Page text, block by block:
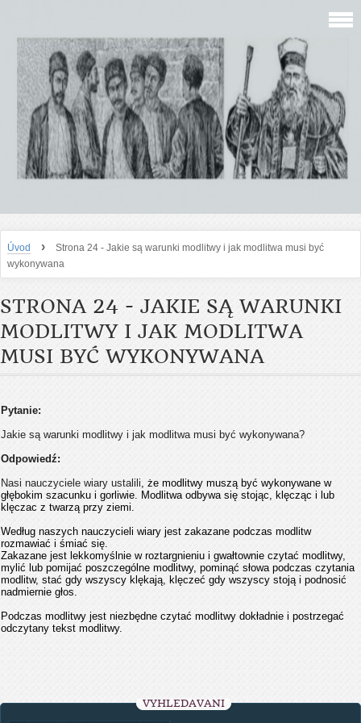
Úvod ›
Strona 24 - Jakie są warunki modlitwy i jak modlitwa musi być
wykonywana
STRONA 24 - JAKIE SĄ WARUNKI
MODLITWY I JAK MODLITWA
MUSI BYĆ WYKONYWANA
Pytanie:
Jakie są warunki modlitwy i jak modlitwa musi być wykonywana?
Odpowiedź:
Nasi nauczyciele wiary ustalili, że modlitwy muszą być wykonywane w
głębokim szacunku i gorliwie. Modlitwa odbywa się stojąc, klęcząc i lub
klęczac z twarzą przy ziemi.
Według naszych nauczycieli wiary jest zakazane podczas modlitw
rozmawiać i śmiać się.
Zakazane jest lekkomyślnie w roztargnieniu i gwałtownie czytać modlitwy,
mylić lub pomijać poszczególne modlitwy, pominąć słowa podczas czytania
modlitw, stać gdy wszyscy klękają, klęczeć gdy wszyscy stoją i podnosić
nadmiernie głos.
Podczas modlitwy jest niezbędne czytać modlitwy dokładnie i postrzegać
odczytany tekst modlitwy.
VYHLEDÁVÁNÍ